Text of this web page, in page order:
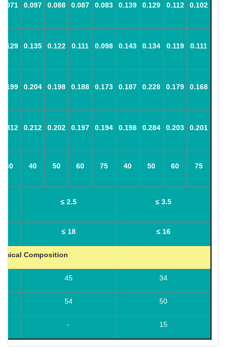
0.071 0.097 0.088 0.087 0.083 0.139 0.129 0.112 0.102
0.129 0.135 0.122 0.111 0.098 0.143 0.134 0.119 0.111
0.199 0.204 0.198 0.188 0.173 0.187 0.228 0.179 0.168
0.312 0.212 0.202 0.197 0.194 0.198 0.284 0.203 0.201
60 40 50 60 75 40 50 60 75
≤ 2.5 ≤ 3.5
≤ 18 ≤ 16
Composition
45 34
54 50
- 15